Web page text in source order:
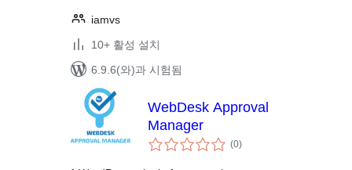
iamvs
10+ 활성 설치
6.9.6(와)과 시험됨
WebDesk Approval
Manager
(0전
체)